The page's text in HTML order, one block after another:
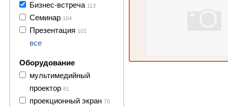
Бизнес-встреча 113
Семинар 104
Презентация 101
все
Оборудование
мультимедийный
проектор 81
проекционный экран 70